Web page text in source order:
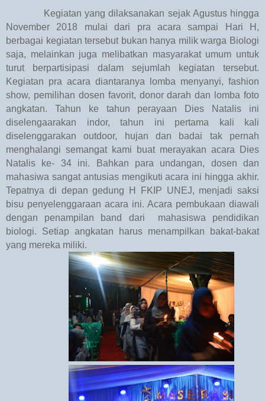
Kegiatan yang dilaksanakan sejak Agustus hingga
November 2018 mulai dari pra acara sampai Hari H,
berbagai kegiatan tersebut bukan hanya milik warga Biologi
saja, melainkan juga melibatkan masyarakat umum untuk
turut berpartisipasi dalam sejumlah kegiatan tersebut.
Kegiatan pra acara diantaranya lomba menyanyi, fashion
show, pemilihan dosen favorit, donor darah dan lomba foto
angkatan. Tahun ke tahun perayaan Dies Natalis ini
diselengaarakan indor, tahun ini pertama kali kali
diselenggarakan outdoor, hujan dan badai tak pernah
menghalangi semangat kami buat merayakan acara Dies
Natalis ke- 34 ini. Bahkan para undangan, dosen dan
mahasiwa sangat antusias mengikuti acara ini hingga akhir.
Tepatnya di depan gedung H FKIP UNEJ, menjadi saksi
bisu penyelenggaraan acara ini. Acara pembukaan diawali
dengan penampilan band dari
mahasiswa pendidikan
biologi. Setiap angkatan harus menampilkan bakat-bakat
yang mereka miliki.